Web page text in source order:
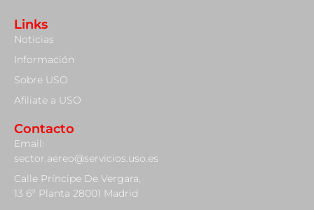
Links
Noticias
Información
Sobre USO
Afiliate a USO
Contacto
Email:
sector.aereo@servicios.uso.es
Calle Príncipe De Vergara,
13 6º Planta 28001 Madrid